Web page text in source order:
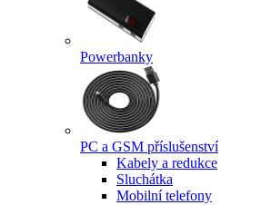
Powerbanky
PC a GSM příslušenství
Kabely a redukce
Sluchátka
Mobilní telefony